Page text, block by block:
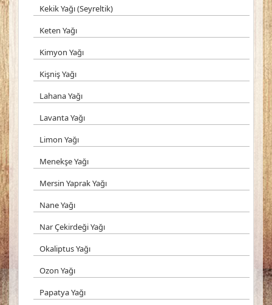
Kekik Yağı (Seyreltik)
Keten Yağı
Kimyon Yağı
Kişniş Yağı
Lahana Yağı
Lavanta Yağı
Limon Yağı
Menekşe Yağı
Mersin Yaprak Yağı
Nane Yağı
Nar Çekirdeği Yağı
Okaliptus Yağı
Ozon Yağı
Papatya Yağı